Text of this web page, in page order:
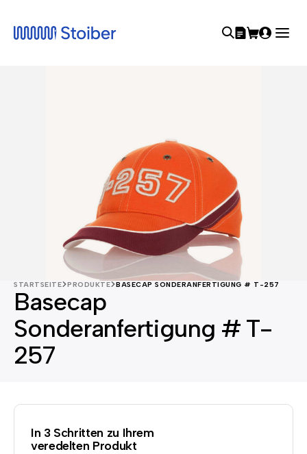
STARTSEITE PRODUKTE BASECAP SONDERANFERTIGUNG # T-257
Basecap
Sonderanfertigung # T-
257
In 3 Schritten zu Ihrem
veredelten Produkt